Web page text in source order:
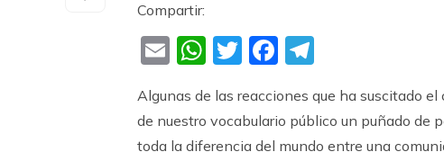
Compartir:
EmailWhatsApp
TwitterFacebook
Algunas de las reacciones que ha suscitado
de nuestro vocabulario público un puñado de
toda la diferencia del mundo entre una